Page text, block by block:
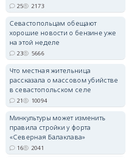
25 2173
Севастопольцам обещают
хорошие новости о бензине уже
на этой неделе
23 5666
Что местная жительница
рассказала о массовом убийстве
в севастопольском селе
21 10094
Минкультуры может изменить
правила стройки у форта
«Северная Балаклава»
16 2041